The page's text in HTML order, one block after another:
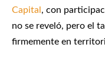
Capital , con
no se reveló, pero el
firmemente en